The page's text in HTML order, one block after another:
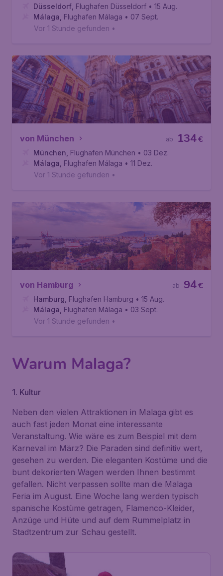
Düsseldorf Flughafen Düsseldorf • 15 Aug.
Málaga Flughafen Málaga • 07 Sept.
Vor 1 Stunde gefunden •
von München €
134
ab
München Flughafen München • 03 Dez.
Málaga Flughafen Málaga • 11 Dez.
Vor 1 Stunde gefunden •
von Hamburg €
94
ab
Hamburg Flughafen Hamburg • 15 Aug.
Málaga Flughafen Málaga • 03 Sept.
Vor 1 Stunde gefunden •
Warum Malaga?
1. Kultur
Neben den vielen Attraktionen in Malaga gibt es
auch fast jeden Monat eine interessante
Veranstaltung. Wie wäre es zum Beispiel mit dem
Karneval im März? Die Paraden sind definitiv wert,
gesehen zu werden. Die eleganten Kostüme und die
bunt dekorierten Wagen werden Ihnen bestimmt
gefallen. Nicht verpassen sollte man die Malaga
Feria im August. Eine Woche lang werden typisch
spanische Kostüme getragen, Flamenco-Kleider,
Anzüge und Hüte und auf dem Rummelplatz in
Stadtzentrum zur Schau gestellt.